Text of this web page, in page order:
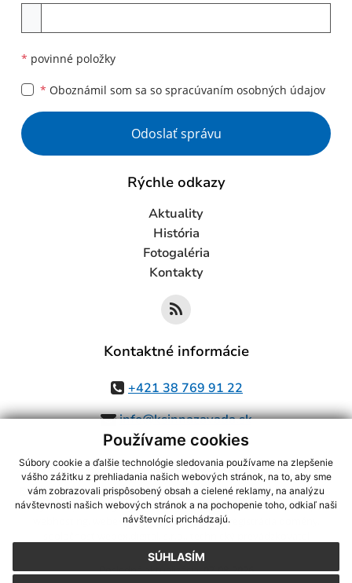
Používame cookies
Súbory cookie a ďalšie technológie sledovania používame na zlepšenie
vášho zážitku z prehliadania našich webových stránok, na to, aby sme
vám zobrazovali prispôsobený obsah a cielené reklamy, na analýzu
návštevnosti našich webových stránok a na pochopenie toho, odkiaľ naši
návštevníci prichádzajú.
SÚHLASÍM
* povinné položky
* Oboznámil som sa so spracúvaním osobných údajov
Google reCaptcha Response
Odoslať správu
Rýchle odkazy
Aktuality
História
Fotogaléria
Kontakty
Kontaktné informácie
+421 38 769 91 22
info@ksinnazavada.sk
využite možnosť získavania aktuálnych informácií s využitím RSS
CMS systém (redakčný) systém ECHELON 2,Mapa stránok,web portál
webex.digital, s.r.o.,domény,registrácia domény
Posledná aktualizácia:07.08.2026